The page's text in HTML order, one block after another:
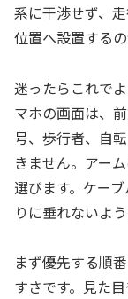
系に干渉せず、
位置へ設置するの
迷ったらこれで
マホの画面は、
号、歩行者、自
きません。アー
選びます。ケー
りに垂れないよう
まず優先する順
すさです。見た